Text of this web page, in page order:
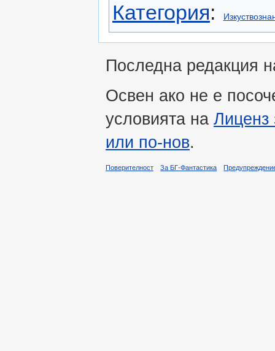
Категория:
Последна редакция
Освен ако не е
условията на Лиценз
или по-нов.
Поверителност За БГ-Фантастика